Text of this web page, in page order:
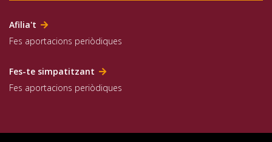
Afilia't
Fes aportacions periòdiques
Fes-te simpatitzant
Fes aportacions periòdiques